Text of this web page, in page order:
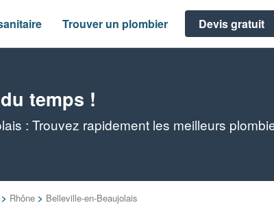
Trouver un plombier Devis gratuit
temps !
: Trouvez rapidement les meilleurs
> Rhône > Belleville-en-Beaujolais